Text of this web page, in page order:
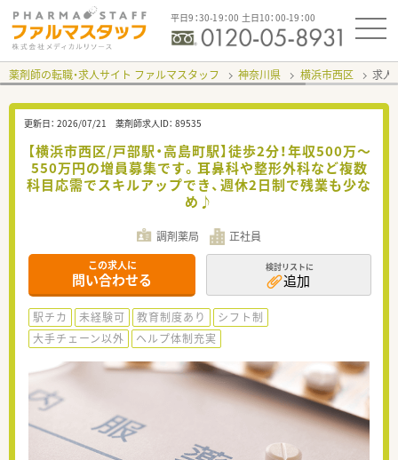
平日9：30-19：00 土日10：00-19：00
薬剤師の転職・求人サイト ファルマスタッフ 神奈川県 横浜市西区 求人
更新日： 2026/07/21 薬剤師求人ID： 89535
【横浜市西区/戸部駅・高島町駅】徒歩2分！年収500万～
550万円の増員募集です。耳鼻科や整形外科など複数
科目応需でスキルアップでき、週休2日制で残業も少な
め♪
調剤薬局 正社員
この求人に
問い合わせる
検討リストに
追加
駅チカ 未経験可 教育制度あり
シフト制
大手チェーン以外
ヘルプ体制充実